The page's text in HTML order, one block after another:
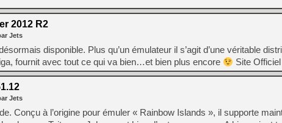
2012 R2
Jets
disponible. Plus qu’un émulateur il s’agit d’une véritable
fournit avec tout ce qui va bien…et bien plus encore
Site Officiel
Jets
Conçu à l’origine pour émuler « Rainbow Islands », il supporte